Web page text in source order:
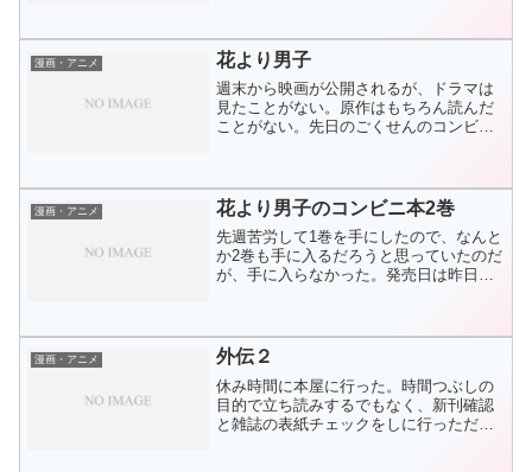
ある。作り間違えたかどうなのかわから
ないが脚がボディか...
漫画・アニメ 花より男子
週末から映画が公開されるが、ドラマは
見たことがない。原作はもちろん読んだ
ことがない。先日のごくせんのコンビニ
もうと思っていて、昨日ド...
漫画・アニメ 花より男子のコンビニ本2巻
先週苦労して1巻を手にしたので、なんと
か2巻も手に入るだろうと思っていたのだ
が、手に入らなかった。発売日は昨日。1
かったのであきらめた。先週は月曜日発
売のところ火曜...
漫画・アニメ 外伝２
休み時間に本屋に行った。時間つぶしの
目的で立ち読みするでもなく、新刊確認
と雑誌の表紙チェックをしに行っただけ